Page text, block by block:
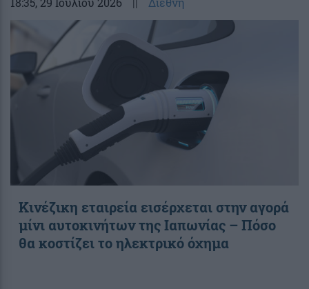
Κινέζικη εταιρεία εισέρχεται στην αγορά
μίνι αυτοκινήτων της Ιαπωνίας – Πόσο
θα κοστίζει το ηλεκτρικό όχημα